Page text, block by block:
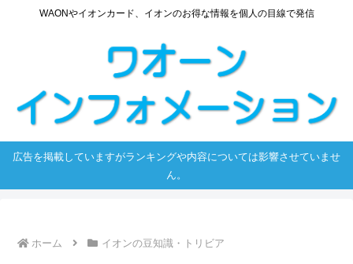
WAONやイオンカード、イオンのお得な情報を個人の目線で発信
広告を掲載していますがランキングや内容については影響させていませ
ん。
ホーム イオンの豆知識・トリビア